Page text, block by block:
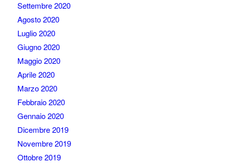
Settembre 2020
Agosto 2020
Luglio 2020
Giugno 2020
Maggio 2020
Aprile 2020
Marzo 2020
Febbraio 2020
Gennaio 2020
Dicembre 2019
Novembre 2019
Ottobre 2019